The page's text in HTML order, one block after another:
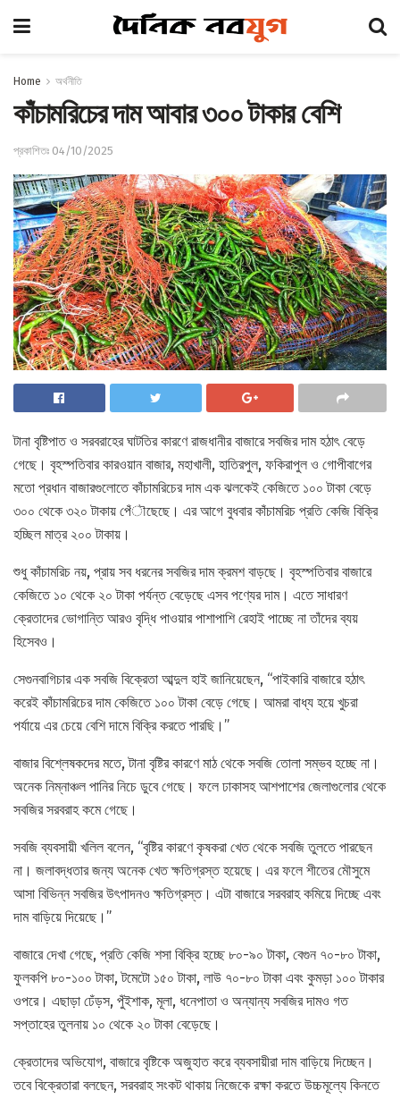
Home অর্থনীতি
কাঁচামরিচের দাম আবার ৩০০ টাকার বেশি
প্রকাশিতঃ 04/10/2025
টানা বৃষ্টিপাত ও সরবরাহের ঘাটতির কারণে রাজধানীর বাজারে সবজির দাম হঠাৎ বেড়ে
গেছে। বৃহস্পতিবার কারওয়ান বাজার, মহাখালী, হাতিরপুল, ফকিরাপুল ও গোপীবাগের
মতো প্রধান বাজারগুলোতে কাঁচামরিচের দাম এক ঝলকেই কেজিতে ১০০ টাকা বেড়ে
৩০০ থেকে ৩২০ টাকায় পেঁৗছেছে। এর আগে বুধবার কাঁচামরিচ প্রতি কেজি বিক্রি
হচ্ছিল মাত্র ২০০ টাকায়।
শুধু কাঁচামরিচ নয়, প্রায় সব ধরনের সবজির দাম ক্রমশ বাড়ছে। বৃহস্পতিবার বাজারে
কেজিতে ১০ থেকে ২০ টাকা পর্যন্ত বেড়েছে এসব পণ্যের দাম। এতে সাধারণ
ক্রেতাদের ভোগান্তি আরও বৃদ্ধি পাওয়ার পাশাপাশি রেহাই পাচ্ছে না তাঁদের ব্যয়
হিসেবও।
সেগুনবাগিচার এক সবজি বিক্রেতা আব্দুল হাই জানিয়েছেন, “পাইকারি বাজারে হঠাৎ
করেই কাঁচামরিচের দাম কেজিতে ১০০ টাকা বেড়ে গেছে। আমরা বাধ্য হয়ে খুচরা
পর্যায়ে এর চেয়ে বেশি দামে বিক্রি করতে পারছি।”
বাজার বিশ্লেষকদের মতে, টানা বৃষ্টির কারণে মাঠ থেকে সবজি তোলা সম্ভব হচ্ছে না।
অনেক নিম্নাঞ্চল পানির নিচে ডুবে গেছে। ফলে ঢাকাসহ আশপাশের জেলাগুলোর থেকে
সবজির সরবরাহ কমে গেছে।
সবজি ব্যবসায়ী খলিল বলেন, “বৃষ্টির কারণে কৃষকরা খেত থেকে সবজি তুলতে পারছেন
না। জলাবদ্ধতার জন্য অনেক খেত ক্ষতিগ্রস্ত হয়েছে। এর ফলে শীতের মৌসুমে
আসা বিভিন্ন সবজির উৎপাদনও ক্ষতিগ্রস্ত। এটা বাজারে সরবরাহ কমিয়ে দিচ্ছে এবং
দাম বাড়িয়ে দিয়েছে।”
বাজারে দেখা গেছে, প্রতি কেজি শসা বিক্রি হচ্ছে ৮০-৯০ টাকা, বেগুন ৭০-৮০ টাকা,
ফুলকপি ৮০-১০০ টাকা, টমেটো ১৫০ টাকা, লাউ ৭০-৮০ টাকা এবং কুমড়া ১০০ টাকার
ওপরে। এছাড়া ঢেঁড়স, পুঁইশাক, মূলা, ধনেপাতা ও অন্যান্য সবজির দামও গত
সপ্তাহের তুলনায় ১০ থেকে ২০ টাকা বেড়েছে।
ক্রেতাদের অভিযোগ, বাজারে বৃষ্টিকে অজুহাত করে ব্যবসায়ীরা দাম বাড়িয়ে দিচ্ছেন।
তবে বিক্রেতারা বলছেন, সরবরাহ সংকট থাকায় নিজেকে রক্ষা করতে উচ্চমূল্যে কিনতে